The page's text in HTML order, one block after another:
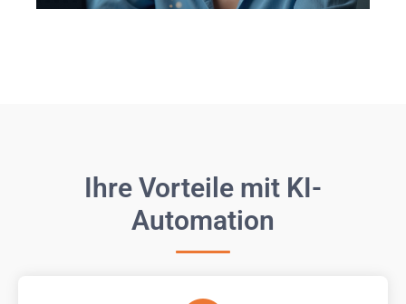
Ihre Vorteile mit KI-
Automation